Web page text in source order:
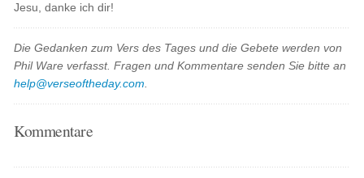
Jesu, danke ich dir!
Die Gedanken zum Vers des Tages und die Gebete werden von
Phil Ware verfasst. Fragen und Kommentare senden Sie bitte an
help@verseoftheday.com
Kommentare